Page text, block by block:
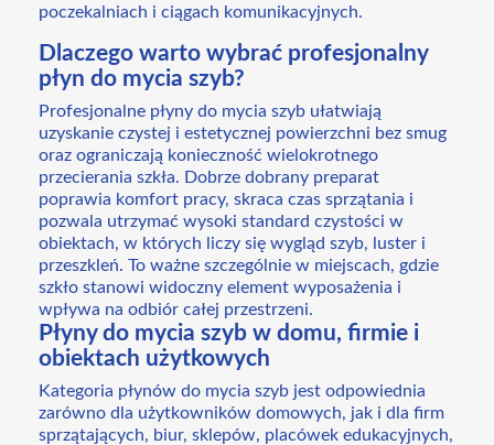
poczekalniach i ciągach komunikacyjnych.
Dlaczego warto wybrać profesjonalny
płyn do mycia szyb?
Profesjonalne płyny do mycia szyb ułatwiają
uzyskanie czystej i estetycznej powierzchni bez smug
oraz ograniczają konieczność wielokrotnego
przecierania szkła. Dobrze dobrany preparat
poprawia komfort pracy, skraca czas sprzątania i
pozwala utrzymać wysoki standard czystości w
obiektach, w których liczy się wygląd szyb, luster i
przeszkleń. To ważne szczególnie w miejscach, gdzie
szkło stanowi widoczny element wyposażenia i
wpływa na odbiór całej przestrzeni.
Płyny do mycia szyb w domu, firmie i
obiektach użytkowych
Kategoria płynów do mycia szyb jest odpowiednia
zarówno dla użytkowników domowych, jak i dla firm
sprzątających, biur, sklepów, placówek edukacyjnych,